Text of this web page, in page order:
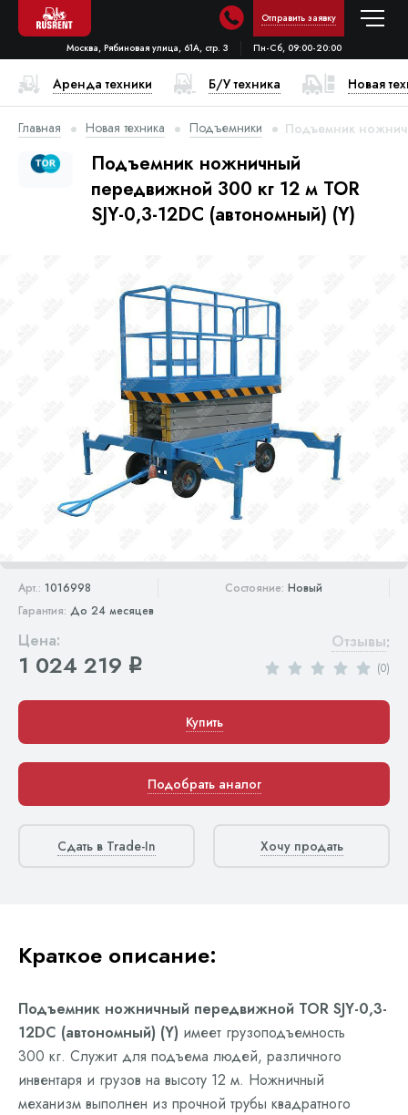
Отправить заявку
Москва, Рябиновая улица, 61А, стр. 3 Пн-Сб, 09:00-20:00
Аренда техники Б/У техника Новая
Главная Новая техника Подъемники Подъемник
Подъемник ножничный
передвижной 300 кг 12 м TOR
SJY-0,3-12DC (автономный) (Y)
Арт.: 1016998 Состояние: Новый
Гарантия: До 24 месяцев
Цена:
1 024 219 q
Отзывы:
(0)
Купить
Подобрать аналог
Сдать в Trade-In Хочу продать
Краткое описание:
Подъемник ножничный передвижной TOR SJY-0,3-
12DC (автономный) (Y) имеет грузоподъемность
300 кг. Служит для подъема людей, различного
инвентаря и грузов на высоту 12 м. Ножничный
механизм выполнен из прочной трубы квадратного